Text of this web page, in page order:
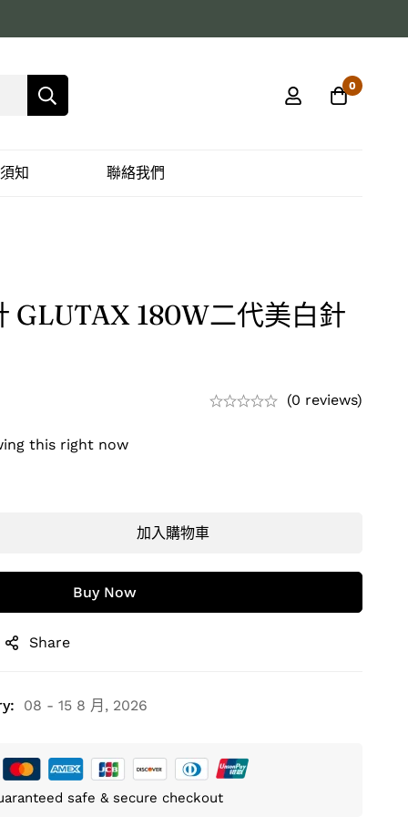
0
知 聯絡我們
GLUTAX 180W二代美白針
(0 reviews)
this right now
加入購物車
Buy Now
Share
08 - 15 8 月, 2026
safe & secure checkout